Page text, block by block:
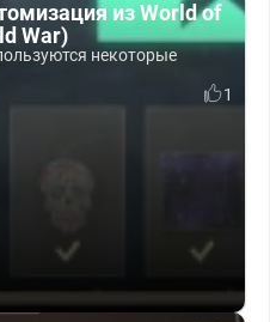
из World of
War)
некоторые
1